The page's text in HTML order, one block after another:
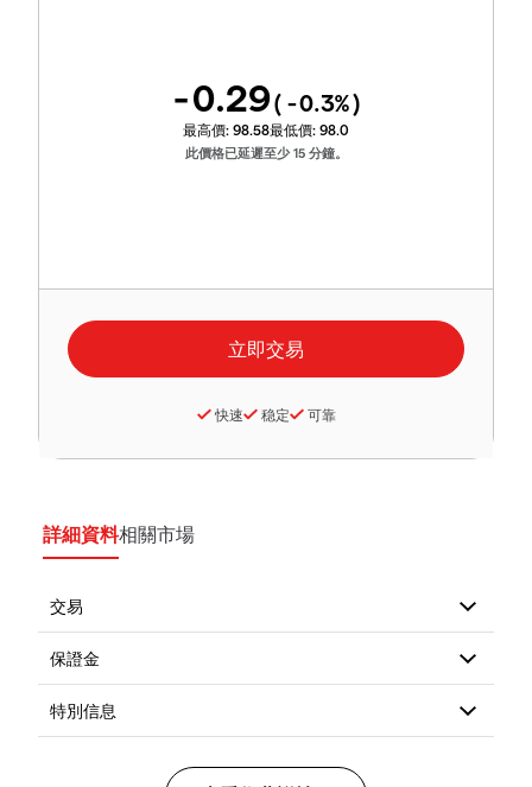
-0.29( -0.3%)
最高價: 98.58最低價: 98.0
此價格已延遲至少 15 分鐘。
快速 稳定 可靠
詳細資料相關市場